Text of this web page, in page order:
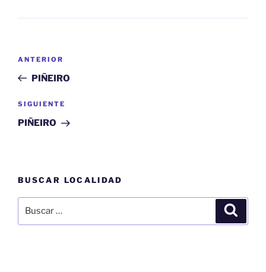
entradas
Entrada
anterior:
ANTERIOR
PIÑEIRO
Siguiente
entrada
SIGUIENTE
PIÑEIRO
BUSCAR LOCALIDAD
por: